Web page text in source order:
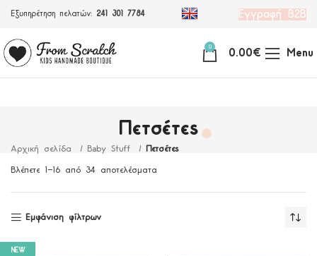
Εξυπηρέτηση πελατών: 241 301 7784 Εγγραφή Β2Β
0
0.00€ Menu
Πετσέτες
Αρχική σελίδα Baby Stuff Πετσέτες
Βλέπετε 1–16 από 34 αποτελέσματα
Εμφάνιση φίλτρων
NEW